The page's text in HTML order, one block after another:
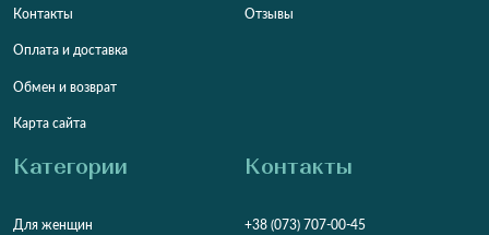
Контакты
Оплата и доставка
Обмен и возврат
Карта сайта
Отзывы
Категории
Для женщин
Контакты
+38 (073) 707-00-45